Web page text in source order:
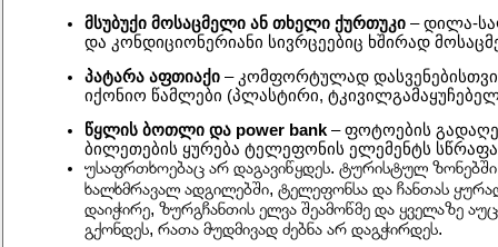
მსუბუქი მოსაცმელი ან თხელი ქურთუკი – დილა-
და კონდიციონერიანი სივრცეებიც ხშირად
პატარა აფთიაქი – კომფორტულად
იქონიო წამლები (პლასტირი,
წყლის ბოთლი და power bank – ფოტოების
ბილეთების ყურება ტელეფონის ელემენტს
უსაფრთხოებაც არ დაგავიწყდეს. ტურისტულ
ხალხმრავალ ადგილებში, ტელეფონსა და ჩანთას
დაიჭირე, ზურგჩანთის ელვა შეამოწმე და ყველაზე
გქონდეს, რათა მუდმივად ძებნა არ დაგჭირდეს.